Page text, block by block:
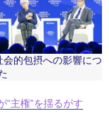
的包摂への影響につ
“主権”を揺るがす